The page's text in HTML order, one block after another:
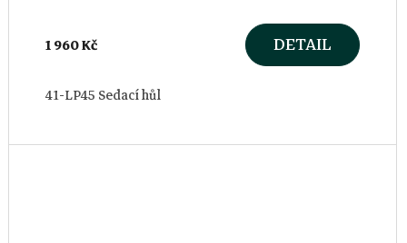
1 960 Kč DETAIL
41-LP45 Sedací hůl